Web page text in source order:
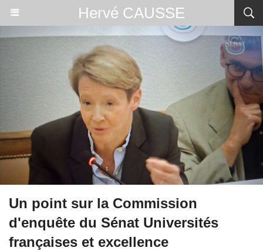
Hervé CAUSSE
Un point sur la Commission
d'enquête du Sénat Universités
françaises et excellence